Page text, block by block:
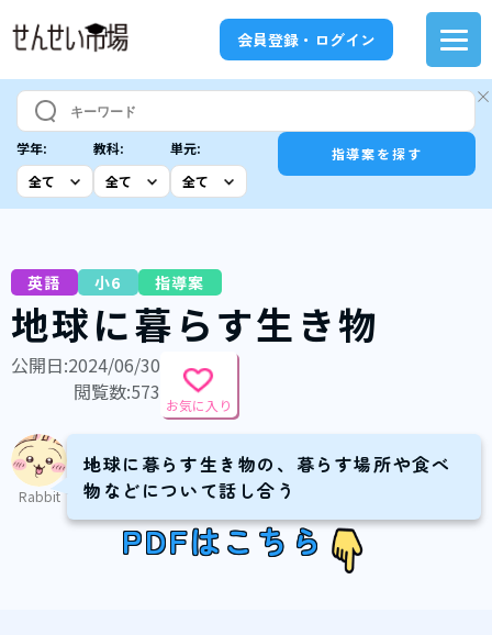
会員登録・ログイン
学年: 教科: 単元: 指導案を探す
英語 小6 指導案
地球に暮らす生き物
公開日:2024/06/30
閲覧数:573
お気に入り
Rabbit
地球に暮らす生き物の、暮らす場所や食べ
物などについて話し合う
PDFはこちら